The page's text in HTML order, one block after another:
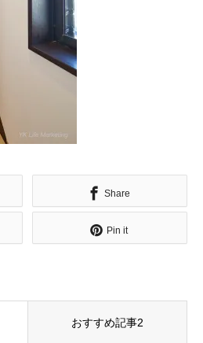
Share
Pin it
おすすめ記事2